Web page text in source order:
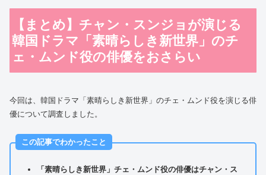
【まとめ】チャン・スンジョが演じる
韓国ドラマ「素晴らしき新世界」のチ
ェ・ムンド役の俳優をおさらい
今回は、韓国ドラマ「素晴らしき新世界」のチェ・ムンド役を演じる俳
優について調査しました。
この記事でわかったこと
「素晴らしき新世界」チェ・ムンド役の俳優はチャン・ス